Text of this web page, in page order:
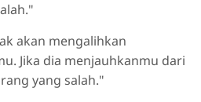
akan mengalihkan
Jika dia menjauhkanmu dari
yang salah."